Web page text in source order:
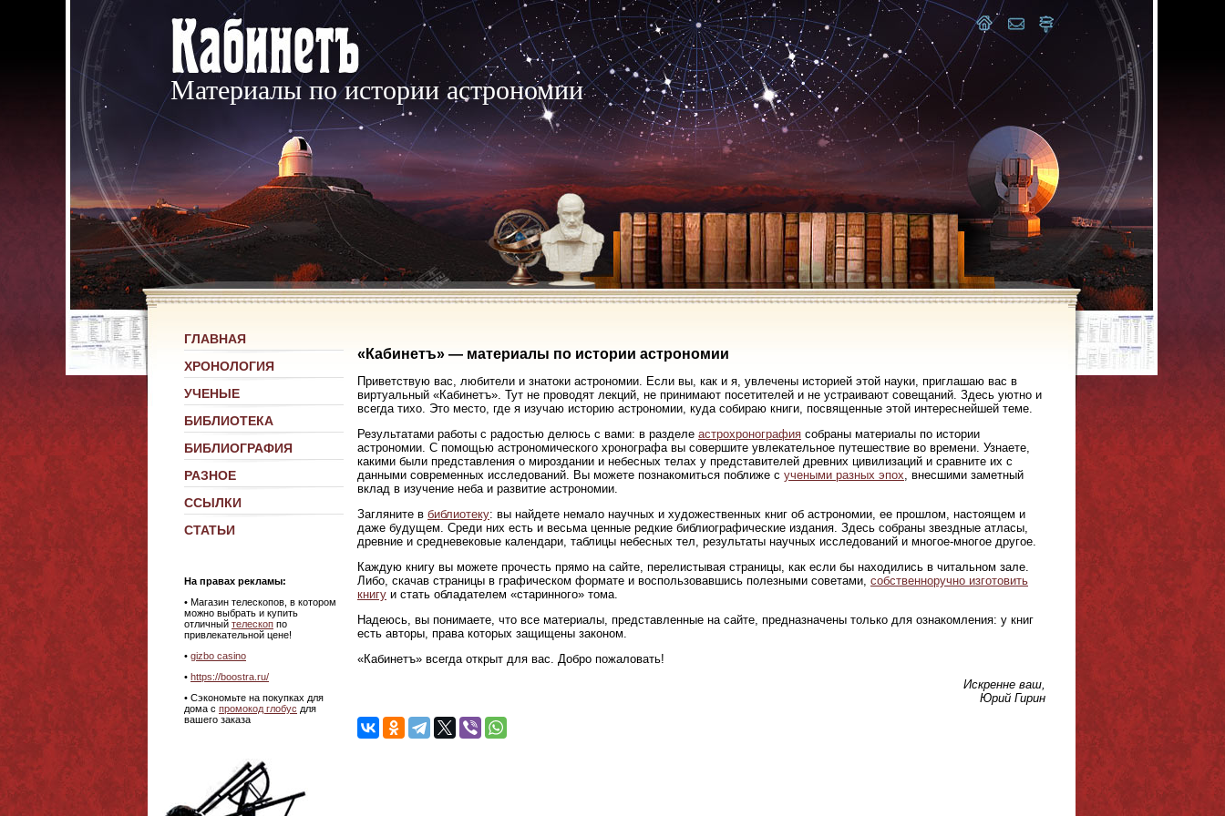
Материалы по истории астрономии
ГЛАВНАЯ
ХРОНОЛОГИЯ
УЧЕНЫЕ
БИБЛИОТЕКА
БИБЛИОГРАФИЯ
РАЗНОЕ
ССЫЛКИ
СТАТЬИ
На правах рекламы:
• Магазин телескопов, в котором
можно выбрать и купить
отличный телескоп по
привлекательной цене!
• gizbo casino
• https://boostra.ru/
• Сэкономьте на покупках для
дома с промокод глобус для
вашего заказа
«Кабинетъ» — материалы по истории астрономии
Приветствую вас, любители и знатоки астрономии. Если вы, как и я, увлечены историей этой науки, приглашаю вас в
виртуальный «Кабинетъ». Тут не проводят лекций, не принимают посетителей и не устраивают совещаний. Здесь уютно и
всегда тихо. Это место, где я изучаю историю астрономии, куда собираю книги, посвященные этой интереснейшей теме.
Результатами работы с радостью делюсь с вами: в разделе астрохронография собраны материалы по истории
астрономии. С помощью астрономического хронографа вы совершите увлекательное путешествие во времени. Узнаете,
какими были представления о мироздании и небесных телах у представителей древних цивилизаций и сравните их с
данными современных исследований. Вы можете познакомиться поближе с учеными разных эпох , внесшими заметный
вклад в изучение неба и развитие астрономии.
Загляните в библиотеку: вы найдете немало научных и художественных книг об астрономии, ее прошлом, настоящем и
даже будущем. Среди них есть и весьма ценные редкие библиографические издания. Здесь собраны звездные атласы,
древние и средневековые календари, таблицы небесных тел, результаты научных исследований и многое-многое другое.
Каждую книгу вы можете прочесть прямо на сайте, перелистывая страницы, как если бы находились в читальном зале.
Либо, скачав страницы в графическом формате и воспользовавшись полезными советами, собственноручно изготовить
книгу и стать обладателем «старинного» тома.
Надеюсь, вы понимаете, что все материалы, представленные на сайте, предназначены только для ознакомления: у книг
есть авторы, права которых защищены законом.
«Кабинетъ» всегда открыт для вас. Добро пожаловать!
Искренне ваш,
Юрий Гирин